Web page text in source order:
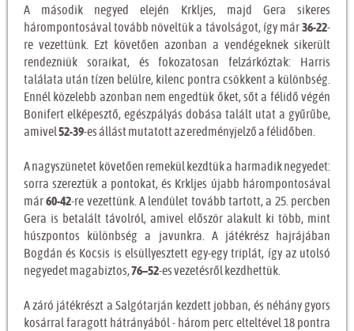
A második negyed elején Krkljes, majd Gera sikeres
hárompontosával tovább növeltük a távolságot, így már36-22-
re vezettünk. Ezt követően azonban a vendégeknek sikerült
rendezniük soraikat, és fokozatosan felzárkóztak: Harris
találata után tízen belülre, kilenc pontra csökkent a különbség.
Ennél közelebb azonban nem engedtük őket, sőt a félidő végén
Bonifert elképesztő, egészpályás dobása talált utat a gyűrűbe,
amivel 52-39-es állást mutatott az eredményjelző a félidőben.
A nagyszünetet követően remekül kezdtük a harmadik negyedet:
sorra szereztük a pontokat, és Krkljes újabb hárompontosával
már60-42-re vezettünk. A lendület tovább tartott, a 25. percben
Gera is betalált távolról, amivel először alakult ki több, mint
húszpontos különbség a javunkra. A játékrész hajrájában
Bogdán és Kocsis is elsüllyesztett egy-egy triplát, így az utolsó
negyedet magabiztos,76–52-es vezetésről kezdhettük.
A záró játékrészt a Salgótarján kezdett jobban, és néhány gyors
kosárral faragott hátrányából - három perc elteltével 18 pontra